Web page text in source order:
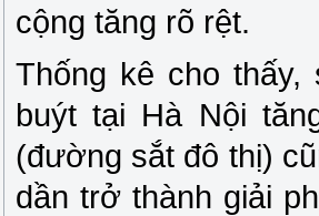
cộng tăng rõ rệt.
Thống kê cho
buýt tại Hà Nội
(đường sắt đô thị)
dần trở thành giải